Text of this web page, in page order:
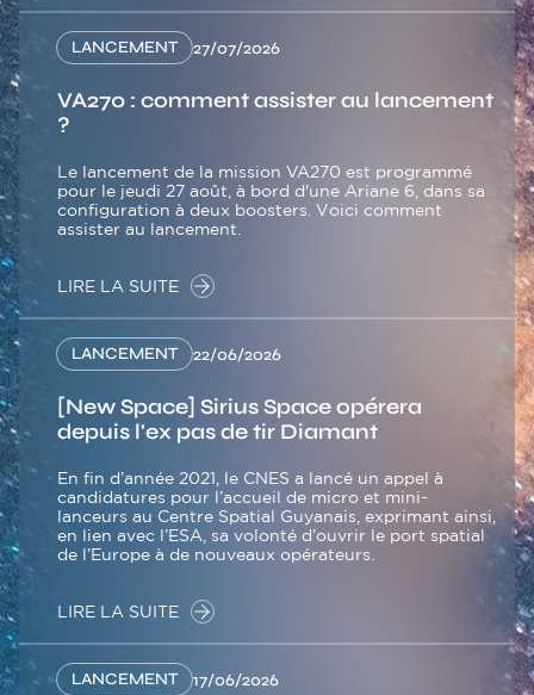
LANCEMENT 27/07/2026
VA270 : comment assister au lancement
?
Le lancement de la mission VA270 est programmé
pour le jeudi 27 août, à bord d'une Ariane 6, dans sa
configuration à deux boosters. Voici comment
assister au lancement.
LIRE LA SUITE
LANCEMENT 22/06/2026
[New Space] Sirius Space opérera
depuis l'ex pas de tir Diamant
En fin d’année 2021, le CNES a lancé un appel à
candidatures pour l’accueil de micro et mini-
lanceurs au Centre Spatial Guyanais, exprimant ainsi,
en lien avec l’ESA, sa volonté d’ouvrir le port spatial
de l’Europe à de nouveaux opérateurs.
LIRE LA SUITE
LANCEMENT 17/06/2026